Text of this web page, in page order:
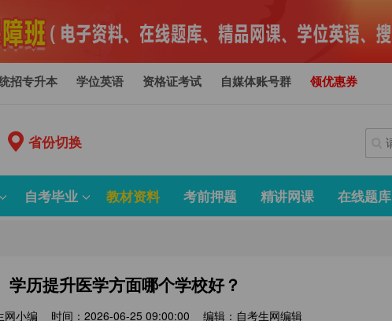
招专升本 学位英语 资格证考试 自媒体账号群 领优惠券
省份切换
自考毕业 教材资料 考前押题 精讲网课 在线题库
学历提升医学方面哪个学校好？
网小编 时间：2026-06-25 09:00:00 编辑：自考生网编辑